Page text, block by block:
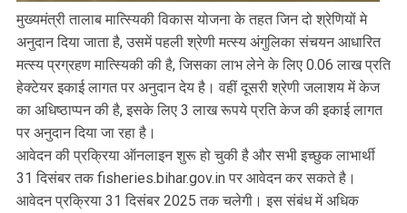
मुख्यमंत्री तालाब मात्स्यिकी विकास योजना के तहत जिन दो श्रेणियों मे
अनुदान दिया जाता है, उसमें पहली श्रेणी मत्स्य अंगुलिका संचयन आधारित
मत्स्य प्रग्रहण मात्स्यिकी की है, जिसका लाभ लेने के लिए 0.06 लाख प्रति
हेक्टेयर इकाई लागत पर अनुदान देय है। वहीं दूसरी श्रेणी जलाशय में केज
का अधिष्ठाप्पन की है, इसके लिए 3 लाख रूपये प्रति केज की इकाई लागत
पर अनुदान दिया जा रहा है।
आवेदन की प्रक्रिया ऑनलाइन शुरू हो चुकी है और सभी इच्छुक लाभार्थी
31 दिसंबर तक fisheries.bihar.gov.in पर आवेदन कर सकते है।
आवेदन प्रक्रिया 31 दिसंबर 2025 तक चलेगी। इस संबंध में अधिक